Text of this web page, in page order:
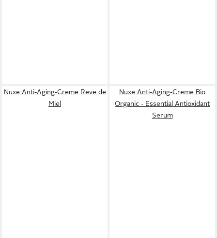
Nuxe Anti-Aging-Creme Reve de
Miel
Nuxe Anti-Aging-Creme Bio
Organic - Essential Antioxidant
Serum